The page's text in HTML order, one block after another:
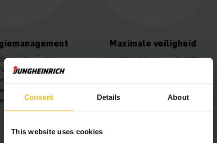
Consent Details About
This website uses cookies
pieken in het
af, waardoor het
nooit boven de
vastgelegde
komt.
Maximale veiligheid
Het EOS voldoet aan alle PGS-